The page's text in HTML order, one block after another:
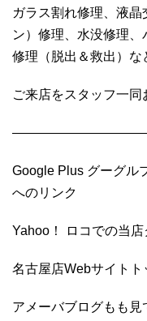
ガラス割れ修理、液
ン）修理、水没修理
修理（脱出＆救出）な
ご来店をスタッフ一
Google Plus グーグル
へのリンク
Yahoo！ ロコでの当
名古屋店Webサイト
アメーバブログもも見